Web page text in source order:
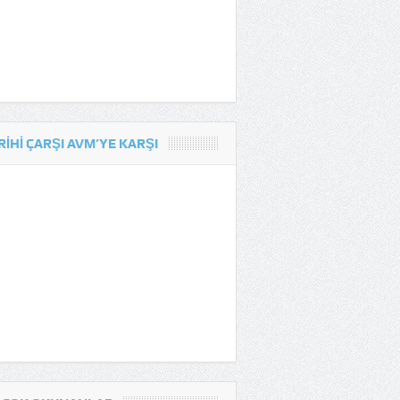
ÇARŞI AVM’YE KARŞI